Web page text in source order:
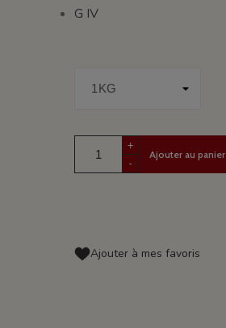
G IV
+
-
Ajouter au panier
Ajouter à mes favoris